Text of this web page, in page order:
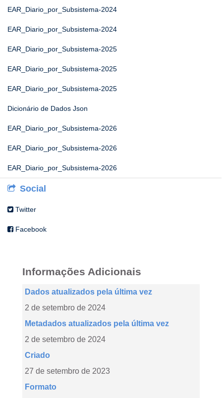
EAR_Diario_por_Subsistema-2024
EAR_Diario_por_Subsistema-2024
EAR_Diario_por_Subsistema-2025
EAR_Diario_por_Subsistema-2025
EAR_Diario_por_Subsistema-2025
Dicionário de Dados Json
EAR_Diario_por_Subsistema-2026
EAR_Diario_por_Subsistema-2026
EAR_Diario_por_Subsistema-2026
Social
Twitter
Facebook
Informações Adicionais
Dados atualizados pela última vez
2 de setembro de 2024
Metadados atualizados pela última vez
2 de setembro de 2024
Criado
27 de setembro de 2023
Formato